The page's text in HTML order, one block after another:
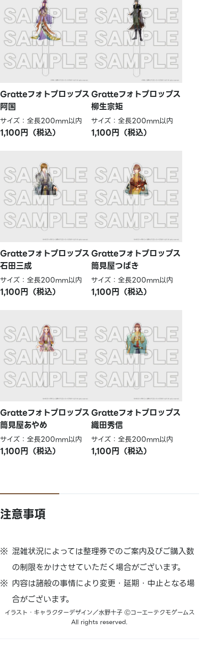
Gratteフォトプロップス
阿国
サイズ：全長200mm以内
1,100円（税込）
Gratteフォトプロップス
柳生宗矩
サイズ：全長200mm以内
1,100円（税込）
Gratteフォトプロップス
石田三成
サイズ：全長200mm以内
1,100円（税込）
Gratteフォトプロップス
筒見屋つばき
サイズ：全長200mm以内
1,100円（税込）
Gratteフォトプロップス
筒見屋あやめ
サイズ：全長200mm以内
1,100円（税込）
Gratteフォトプロップス
織田秀信
サイズ：全長200mm以内
1,100円（税込）
注意事項
混雑状況によっては整理券でのご案内及びご購入数
の制限をかけさせていただく場合がございます。
内容は諸般の事情により変更・延期・中止となる場
合がございます。
イラスト・キャラクターデザイン／水野十子 Ⓒコーエーテクモゲームス
All rights reserved.